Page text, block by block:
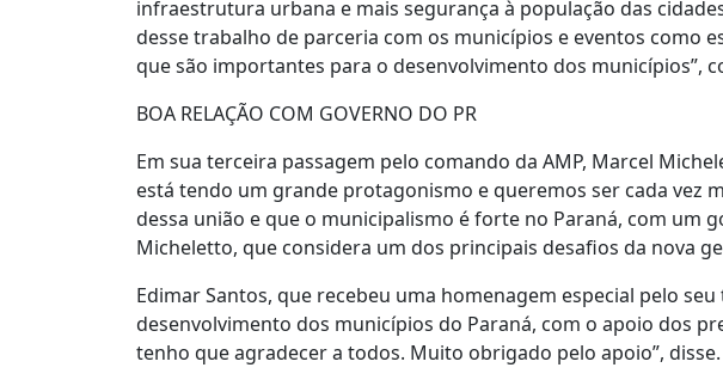
infraestrutura urbana e mais segurança à população das
desse trabalho de parceria com os municípios e eventos como
que são importantes para o desenvolvimento dos municípios”,
BOA RELAÇÃO COM GOVERNO DO PR
Em sua terceira passagem pelo comando da AMP, Marcel
está tendo um grande protagonismo e queremos ser cada vez
dessa união e que o municipalismo é forte no Paraná, com um
Micheletto, que considera um dos principais desafios da nova
Edimar Santos, que recebeu uma homenagem especial pelo
desenvolvimento dos municípios do Paraná, com o apoio dos
tenho que agradecer a todos. Muito obrigado pelo apoio”, disse.